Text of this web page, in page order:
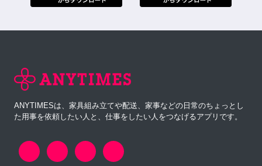
ANYTIMESは、家具組み立てや配送、家事などの日常のちょっとし
た用事を依頼したい人と、仕事をしたい人をつなげるアプリです。